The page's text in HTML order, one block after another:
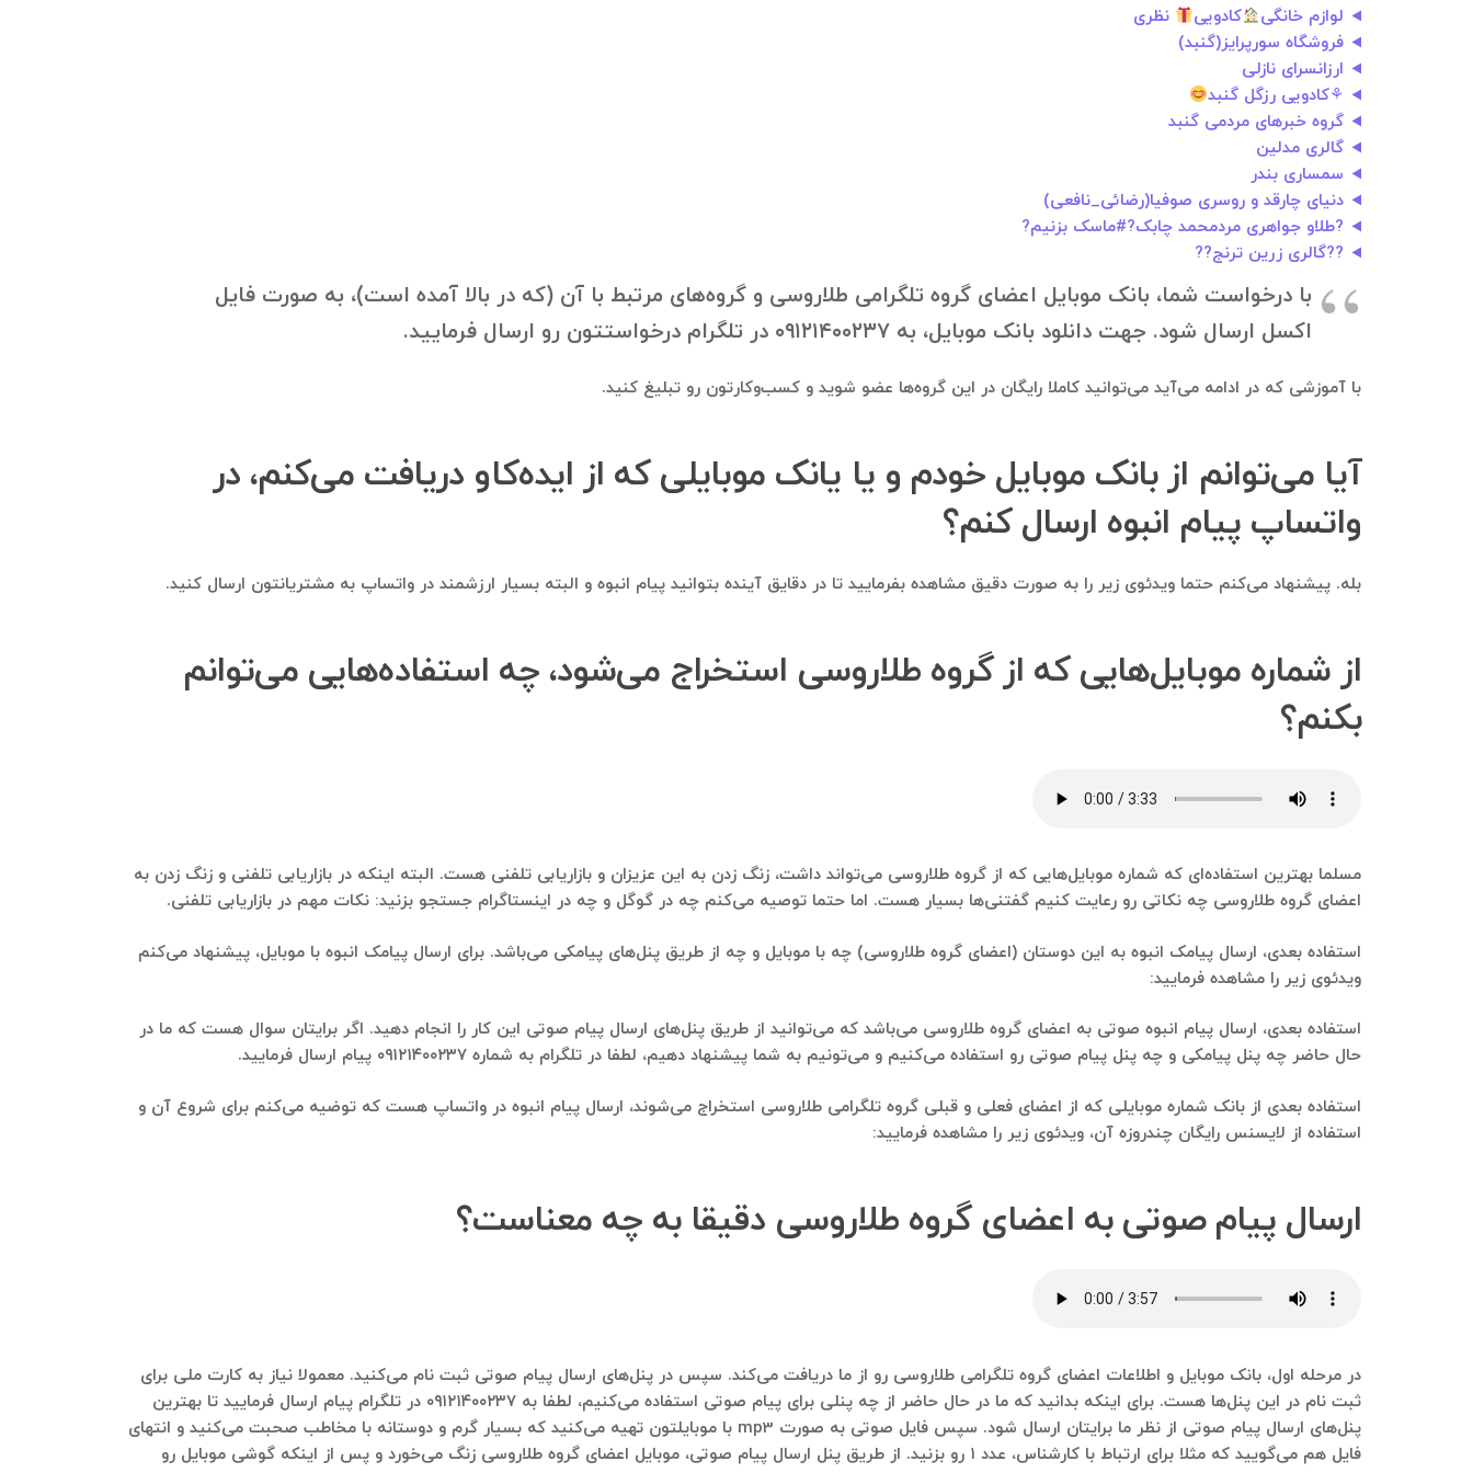
لوازم خانگی
کادویی
نظری
فروشگاه سورپرایز(گنبد)
ارزانسرای نازلی
⚘کادویی رزگل گنبد
گروه خبرهای مردمی گنبد
گالری مدلین
سمساری بندر
دنیای چارقد و روسری صوفیا(رضائی_نافعی)
?طلاو جواهری مردمحمد چابک?#ماسک بزنیم?
??گالری زرین ترنج??
با درخواست شما، بانک موبایل اعضای گروه تلگرامی طلاروسی و گروه‌های مرتبط با آن (که در بالا آمده است)، به صورت فایل
اکسل ارسال شود. جهت دانلود بانک موبایل، به ۰۹۱۲۱۴۰۰۲۳۷ در تلگرام درخواستتون رو ارسال فرمایید.
با آموزشی که در ادامه می‌آید می‌توانید کاملا رایگان در این گروه‌ها عضو شوید و کسب‌وکارتون رو تبلیغ کنید.
آیا می‌توانم از بانک موبایل خودم و یا یانک موبایلی که از ایده‌کاو دریافت می‌کنم، در
واتساپ پیام انبوه ارسال کنم؟
بله. پیشنهاد می‌کنم حتما ویدئوی زیر را به صورت دقیق مشاهده بفرمایید تا در دقایق آینده بتوانید پیام انبوه و البته بسیار ارزشمند در واتساپ به مشتریانتون ارسال کنید.
از شماره موبایل‌هایی که از گروه طلاروسی استخراج می‌شود، چه استفاده‌هایی می‌توانم
بکنم؟
مسلما بهترین استفاده‌ای که شماره موبایل‌هایی که از گروه طلاروسی می‌تواند داشت، زنگ زدن به این عزیزان و بازاریابی تلفنی هست. البته اینکه در بازاریابی تلفنی و زنگ زدن به
اعضای گروه طلاروسی چه نکاتی رو رعایت کنیم گفتنی‌ها بسیار هست. اما حتما توصیه می‌کنم چه در گوگل و چه در اینستاگرام جستجو بزنید: نکات مهم در بازاریابی تلفنی.
استفاده بعدی، ارسال پیامک انبوه به این دوستان (اعضای گروه طلاروسی) چه با موبایل و چه از طریق پنل‌های پیامکی می‌باشد. برای ارسال پیامک انبوه با موبایل، پیشنهاد می‌کنم
ویدئوی زیر را مشاهده فرمایید:
استفاده بعدی، ارسال پیام انبوه صوتی به اعضای گروه طلاروسی می‌باشد که می‌توانید از طریق پنل‌های ارسال پیام صوتی این کار را انجام دهید. اگر برایتان سوال هست که ما در
حال حاضر چه پنل پیامکی و چه پنل پیام صوتی رو استفاده می‌کنیم و می‌تونیم به شما پیشنهاد دهیم، لطفا در تلگرام به شماره ۰۹۱۲۱۴۰۰۲۳۷ پیام ارسال فرمایید.
استفاده بعدی از بانک شماره موبایلی که از اعضای فعلی و قبلی گروه تلگرامی طلاروسی استخراج می‌شوند، ارسال پیام انبوه در واتساپ هست که توضیه می‌کنم برای شروع آن و
استفاده از لایسنس رایگان چندروزه آن، ویدئوی زیر را مشاهده فرمایید:
ارسال پیام صوتی به اعضای گروه طلاروسی دقیقا به چه معناست؟
در مرحله اول، بانک موبایل و اطلاعات اعضای گروه تلگرامی طلاروسی رو از ما دریافت می‌کند. سپس در پنل‌های ارسال پیام صوتی ثبت نام می‌کنید. معمولا نیاز به کارت ملی برای
ثبت نام در این پنل‌ها هست. برای اینکه بدانید که ما در حال حاضر از چه پنلی برای پیام صوتی استفاده می‌کنیم، لطفا به ۰۹۱۲۱۴۰۰۲۳۷ در تلگرام پیام ارسال فرمایید تا بهترین
پنل‌های ارسال پیام صوتی از نظر ما برایتان ارسال شود. سپس فایل صوتی به صورت mp3 با موبایلتون تهیه می‌کنید که بسیار گرم و دوستانه با مخاطب صحبت می‌کنید و انتهای
فایل هم می‌گویید که مثلا برای ارتباط با کارشناس، عدد ۱ رو بزنید. از طریق پنل ارسال پیام صوتی، موبایل اعضای گروه طلاروسی زنگ می‌خورد و پس از اینکه گوشی موبایل رو